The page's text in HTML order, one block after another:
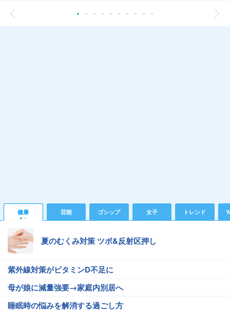
健康 芸能 ゴシップ 女子 トレンド
夏のむくみ対策 ツボ&反射区押し
紫外線対策がビタミンD不足に
母が娘に減量強要→家庭内別居へ
睡眠時の悩みを解消する過ごし方